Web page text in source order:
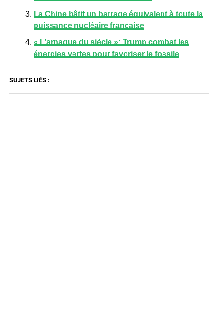
La Chine bâtit un barrage équivalent à toute la
puissance nucléaire française
« L’arnaque du siècle »: Trump combat les
énergies vertes pour favoriser le fossile